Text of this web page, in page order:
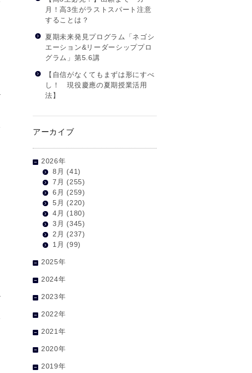
月！高3生がラストスパート注意
することは？
夏期未来発見プログラム「ネゴシ
エーション&リーダーシッププロ
グラム」第5.6講
【自信がなくてもまずは形にすべ
し！ 現役慶應の夏期授業活用
法】
アーカイブ
2026年
8月 (41)
7月 (255)
6月 (259)
5月 (220)
4月 (180)
3月 (345)
2月 (237)
1月 (99)
2025年
2024年
2023年
2022年
2021年
2020年
2019年